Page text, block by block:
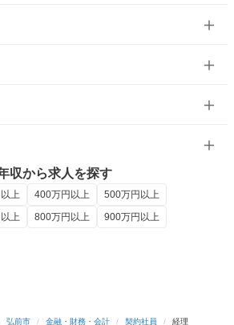
収から求人を探す
上 400万円以上
500万円以上
上 800万円以上
900万円以上
弘前市 / 金融・財務・会計 / 契約社員 / 経理